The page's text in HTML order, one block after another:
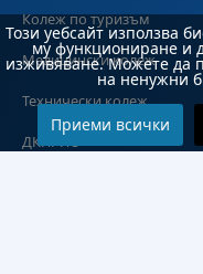
Колеж по туризъм
Медицински колеж
Технически колеж
ДКПРПС
Този уебсайт използва
му функциониране и
изживяване. Можете да
на ненужни
Приеми всички